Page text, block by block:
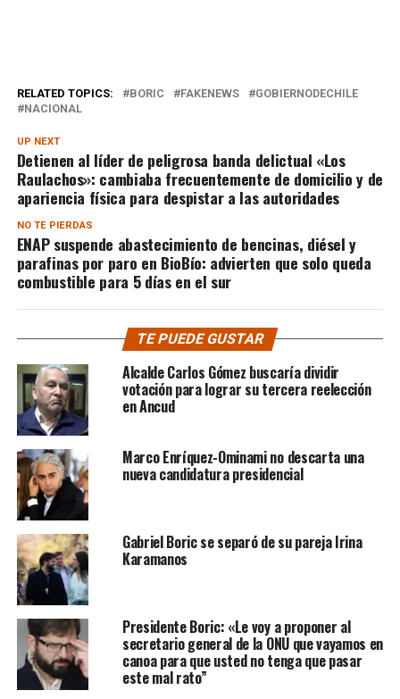
RELATED TOPICS: BORIC FAKENEWS
GOBIERNODECHILE
NACIONAL
UP NEXT
Detienen al líder de peligrosa banda delictual «Los
Raulachos»: cambiaba frecuentemente de domicilio y de
apariencia física para despistar a las autoridades
NO TE PIERDAS
ENAP suspende abastecimiento de bencinas, diésel y
parafinas por paro en BioBío: advierten que solo queda
combustible para 5 días en el sur
TE PUEDE GUSTAR
Alcalde Carlos Gómez buscaría dividir
votación para lograr su tercera reelección
en Ancud
Marco Enríquez-Ominami no descarta una
nueva candidatura presidencial
Gabriel Boric se separó de su pareja Irina
Karamanos
Presidente Boric: «Le voy a proponer al
secretario general de la ONU que vayamos en
canoa para que usted no tenga que pasar
este mal rato”